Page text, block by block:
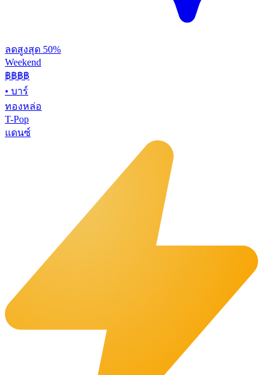
ลดสูงสุด 50%
Weekend
฿฿฿฿
• บาร์
ทองหล่อ
T-Pop
แดนซ์